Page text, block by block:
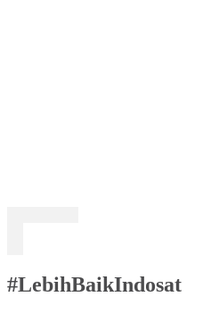
#LebihBaikIndosat